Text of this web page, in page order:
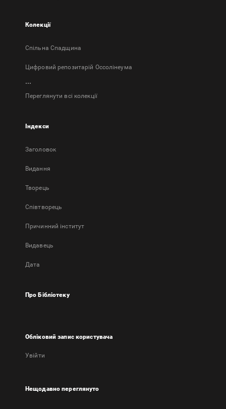
Колекції
Спільна Спадщина
Цифровий репозитарій Оссолінеума
...
Переглянути всі колекції
Індекси
Заголовок
Bидання
Творець
Співтворець
Причинний інститут
Видавець
Дата
Про Бібліотеку
Обліковий запис користувача
Увійти
Нещодавно переглянуто